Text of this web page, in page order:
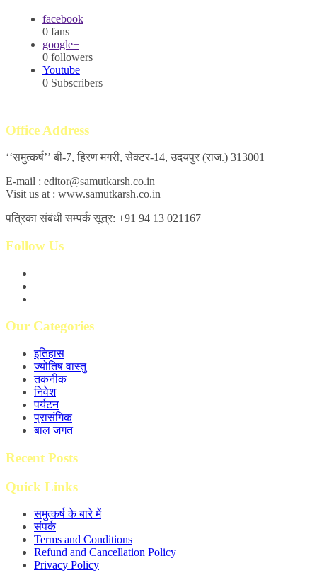
facebook
0 fans
google+
0 followers
Youtube
0 Subscribers
Office Address
‘‘समुत्कर्ष’’ बी-7, हिरण मगरी, सेक्टर-14, उदयपुर (राज.) 313001
E-mail : editor@samutkarsh.co.in
Visit us at : www.samutkarsh.co.in
पत्रिका संबंधी सम्पर्क सूत्र: +91 94 13 021167
Follow Us
Our Categories
इतिहास
ज्योतिष वास्तु
तकनीक
निवेश
पर्यटन
प्रासंगिक
बाल जगत
Recent Posts
Quick Links
समुत्कर्ष के बारे में
संपर्क
Terms and Conditions
Refund and Cancellation Policy
Privacy Policy